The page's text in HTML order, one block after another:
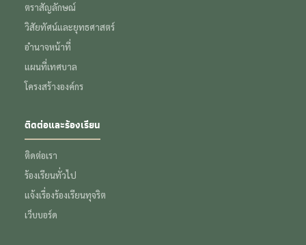
ตราสัญลักษณ์
วิสัยทัศน์และยุทธศาสตร์
อำนาจหน้าที่
แผนที่เทศบาล
โครงสร้างองค์กร
ติดต่อและร้องเรียน
ติดต่อเรา
ร้องเรียนทั่วไป
แจ้งเรื่องร้องเรียนทุจริต
เว็บบอร์ด